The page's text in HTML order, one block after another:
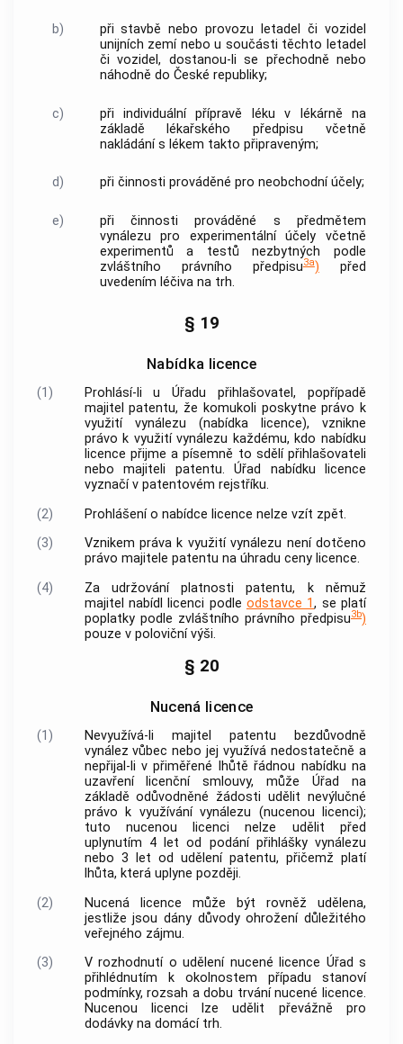
b)
při stavbě nebo provozu letadel či vozidel
unijních zemí nebo u součásti těchto letadel
či vozidel, dostanou-li se přechodně nebo
náhodně do České republiky;
c)
při individuální přípravě léku v lékárně na
základě lékařského předpisu včetně
nakládání s lékem takto připraveným;
d) při činnosti prováděné pro neobchodní účely;
e)
při činnosti prováděné s předmětem
vynálezu pro experimentální účely včetně
experimentů a testů nezbytných podle
zvláštního právního předpisu3a) před
uvedením léčiva na trh.
§ 19
Nabídka licence
(1)
Prohlásí-li u Úřadu přihlašovatel, popřípadě
majitel patentu, že komukoli poskytne právo k
využití vynálezu (nabídka licence), vznikne
právo k využití vynálezu každému, kdo nabídku
licence přijme a písemně to sdělí přihlašovateli
nebo majiteli patentu. Úřad nabídku licence
vyznačí v patentovém rejstříku.
(2)
Prohlášení o nabídce licence nelze vzít zpět.
(3)
Vznikem práva k využití vynálezu není dotčeno
právo majitele patentu na úhradu ceny licence.
(4)
Za udržování platnosti patentu, k němuž
majitel nabídl licenci podle odstavce 1, se platí
poplatky podle zvláštního právního předpisu3b)
pouze v poloviční výši.
§ 20
Nucená licence
(1)
Nevyužívá-li majitel patentu bezdůvodně
vynález vůbec nebo jej využívá nedostatečně a
nepřijal-li v přiměřené lhůtě řádnou nabídku na
uzavření licenční smlouvy, může Úřad na
základě odůvodněné žádosti udělit nevýlučné
právo k využívání vynálezu (nucenou licenci);
tuto nucenou licenci nelze udělit před
uplynutím 4 let od podání přihlášky vynálezu
nebo 3 let od udělení patentu, přičemž platí
lhůta, která uplyne později.
(2)
Nucená licence může být rovněž udělena,
jestliže jsou dány důvody ohrožení důležitého
veřejného zájmu.
(3)
V rozhodnutí o udělení nucené licence Úřad s
přihlédnutím k okolnostem případu stanoví
podmínky, rozsah a dobu trvání nucené licence.
Nucenou licenci lze udělit převážně pro
dodávky na domácí trh.